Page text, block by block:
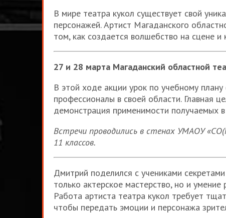
В мире театра кукол существует свой
персонажей. Артист Магаданского
том, как создается волшебство на сцене
27 и 28 марта Магаданский областной
В этой ходе акции урок по учебному
профессионалы в своей области. Главная
демонстрация применимости получаемых
Встречи проводились в стенах УМАОУ
11 классов.
Дмитрий поделился с учениками
только актерское мастерство, но и
Работа артиста театра кукол требует
чтобы передать эмоции и персонажа